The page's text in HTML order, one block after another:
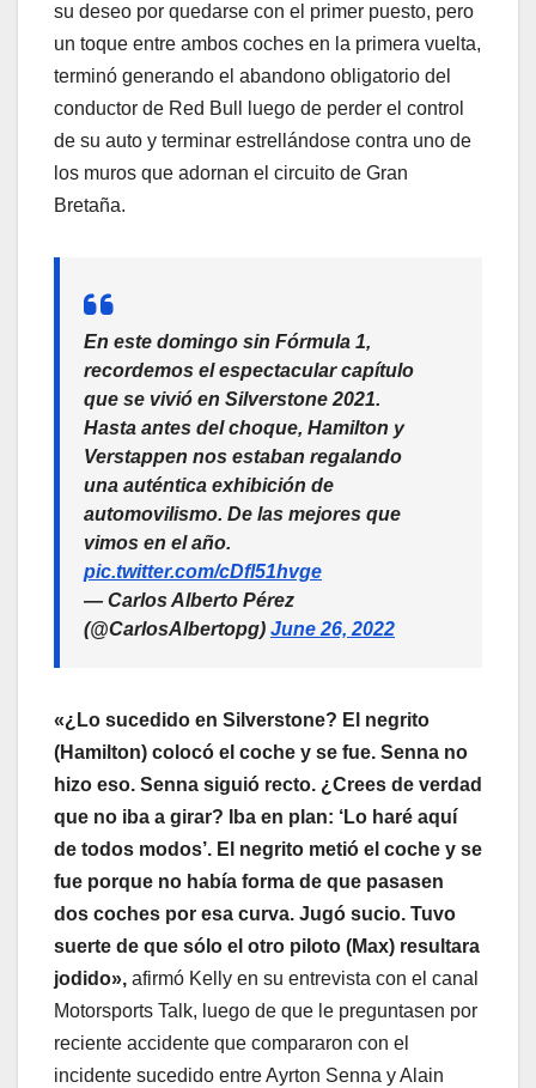
su deseo por quedarse con el primer puesto, pero
un toque entre ambos coches en la primera vuelta,
terminó generando el abandono obligatorio del
conductor de Red Bull luego de perder el control
de su auto y terminar estrellándose contra uno de
los muros que adornan el circuito de Gran
Bretaña.
En este domingo sin Fórmula 1,
recordemos el espectacular capítulo
que se vivió en Silverstone 2021.
Hasta antes del choque, Hamilton y
Verstappen nos estaban regalando
una auténtica exhibición de
automovilismo. De las mejores que
vimos en el año.
pic.twitter.com/cDfl51hvge
— Carlos Alberto Pérez
(@CarlosAlbertopg) June 26, 2022
«¿Lo sucedido en Silverstone? El negrito
(Hamilton) colocó el coche y se fue. Senna no
hizo eso. Senna siguió recto. ¿Crees de verdad
que no iba a girar? Iba en plan: ‘Lo haré aquí
de todos modos’. El negrito metió el coche y se
fue porque no había forma de que pasasen
dos coches por esa curva. Jugó sucio. Tuvo
suerte de que sólo el otro piloto (Max) resultara
jodido», afirmó Kelly en su entrevista con el canal
Motorsports Talk, luego de que le preguntasen por
reciente accidente que compararon con el
incidente sucedido entre Ayrton Senna y Alain